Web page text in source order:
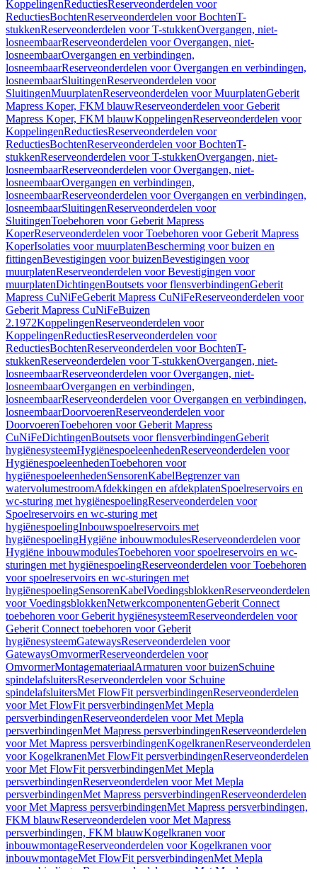
KoppelingenReductiesReserveonderdelen voor
ReductiesBochtenReserveonderdelen voor BochtenT-
stukkenReserveonderdelen voor T-stukkenOvergangen, niet-
losneembaarReserveonderdelen voor Overgangen, niet-
losneembaarOvergangen en verbindingen,
losneembaarReserveonderdelen voor Overgangen en verbindingen,
losneembaarSluitingenReserveonderdelen voor
SluitingenMuurplatenReserveonderdelen voor MuurplatenGeberit
Mapress Koper, FKM blauwReserveonderdelen voor Geberit
Mapress Koper, FKM blauwKoppelingenReserveonderdelen voor
KoppelingenReductiesReserveonderdelen voor
ReductiesBochtenReserveonderdelen voor BochtenT-
stukkenReserveonderdelen voor T-stukkenOvergangen, niet-
losneembaarReserveonderdelen voor Overgangen, niet-
losneembaarOvergangen en verbindingen,
losneembaarReserveonderdelen voor Overgangen en verbindingen,
losneembaarSluitingenReserveonderdelen voor
SluitingenToebehoren voor Geberit Mapress
KoperReserveonderdelen voor Toebehoren voor Geberit Mapress
KoperIsolaties voor muurplatenBescherming voor buizen en
fittingenBevestigingen voor buizenBevestigingen voor
muurplatenReserveonderdelen voor Bevestigingen voor
muurplatenDichtingenBoutsets voor flensverbindingenGeberit
Mapress CuNiFeGeberit Mapress CuNiFeReserveonderdelen voor
Geberit Mapress CuNiFeBuizen
2.1972KoppelingenReserveonderdelen voor
KoppelingenReductiesReserveonderdelen voor
ReductiesBochtenReserveonderdelen voor BochtenT-
stukkenReserveonderdelen voor T-stukkenOvergangen, niet-
losneembaarReserveonderdelen voor Overgangen, niet-
losneembaarOvergangen en verbindingen,
losneembaarReserveonderdelen voor Overgangen en verbindingen,
losneembaarDoorvoerenReserveonderdelen voor
DoorvoerenToebehoren voor Geberit Mapress
CuNiFeDichtingenBoutsets voor flensverbindingenGeberit
hygiënesysteemHygiënespoeleenhedenReserveonderdelen voor
HygiënespoeleenhedenToebehoren voor
hygiënespoeleenhedenSensorenKabelBegrenzer van
watervolumestroomAfdekkingen en afdekplatenSpoelreservoirs en
wc-sturing met hygiënespoelingReserveonderdelen voor
Spoelreservoirs en wc-sturing met
hygiënespoelingInbouwspoelreservoirs met
hygiënespoelingHygiëne inbouwmodulesReserveonderdelen voor
Hygiëne inbouwmodulesToebehoren voor spoelreservoirs en wc-
sturingen met hygiënespoelingReserveonderdelen voor Toebehoren
voor spoelreservoirs en wc-sturingen met
hygiënespoelingSensorenKabelVoedingsblokkenReserveonderdelen
voor VoedingsblokkenNetwerkcomponentenGeberit Connect
toebehoren voor Geberit hygiënesysteemReserveonderdelen voor
Geberit Connect toebehoren voor Geberit
hygiënesysteemGatewaysReserveonderdelen voor
GatewaysOmvormerReserveonderdelen voor
OmvormerMontagemateriaalArmaturen voor buizenSchuine
spindelafsluitersReserveonderdelen voor Schuine
spindelafsluitersMet FlowFit persverbindingenReserveonderdelen
voor Met FlowFit persverbindingenMet Mepla
persverbindingenReserveonderdelen voor Met Mepla
persverbindingenMet Mapress persverbindingenReserveonderdelen
voor Met Mapress persverbindingenKogelkranenReserveonderdelen
voor KogelkranenMet FlowFit persverbindingenReserveonderdelen
voor Met FlowFit persverbindingenMet Mepla
persverbindingenReserveonderdelen voor Met Mepla
persverbindingenMet Mapress persverbindingenReserveonderdelen
voor Met Mapress persverbindingenMet Mapress persverbindingen,
FKM blauwReserveonderdelen voor Met Mapress
persverbindingen, FKM blauwKogelkranen voor
inbouwmontageReserveonderdelen voor Kogelkranen voor
inbouwmontageMet FlowFit persverbindingenMet Mepla